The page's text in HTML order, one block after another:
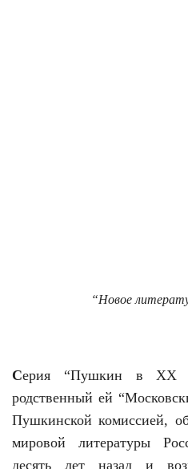
“Новое
Серия “Пушкин в ХХ
родственный ей
Пушкинской комиссией,
мировой литературы
десять лет назад и